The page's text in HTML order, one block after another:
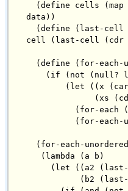
(define cells (map
data))
(define (last-cell
cell (last-cell (cdr
(define (for-each-
(if (not (null?
(let ((x
(xs
(for-each
(for-each-
(for-each-
   (lambda (a b)
(let ((a2
(b2